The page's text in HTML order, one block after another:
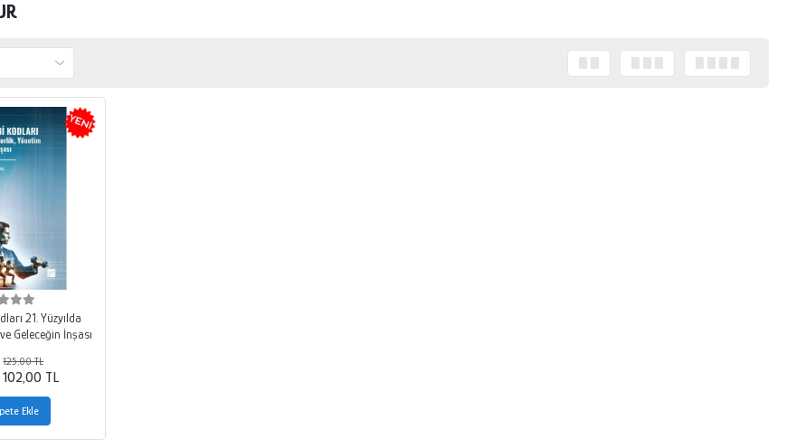
21. Yüzyılda
Geleceğin İnşası
125,00 TL
102,00 TL
Ekle